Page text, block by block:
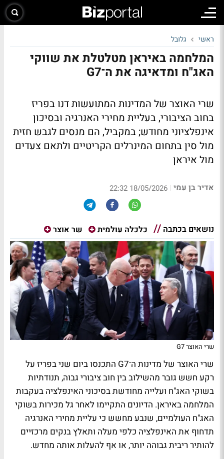
ראשי גלובל
המלחמה באיראן מטלטלת את שווקי
האג"ח ומדאיגה את ה־G7
שרי האוצר של המדינות המתועשות דנו בפריז
בחוב הציבורי, בעליית מחירי האנרגיה ובסיכון
אינפלציוני מחודש; במקביל, הם מנסים לגבש חזית
מול סין בתחום המינרלים הקריטיים ולתאם צעדים
מול איראן
אדיר בן עמי |
18/05/2026 22:32
נושאים בכתבה כלכלה עולמית שר אוצר
שרי האוצר G7
שרי האוצר של מדינות ה־G7 התכנסו ביום שני בפריז על
רקע חשש גובר מהשילוב בין חוב ציבורי גבוה, תנודתיות
בשוקי האג"ח ועלייה מחודשת בסיכוני האינפלציה בעקבות
המלחמה באיראן. הדיונים התקיימו לאחר גל מכירות בשוקי
האג"ח העולמיים, שנבע מחשש כי עליית מחירי האנרגיה
תדחוף את האינפלציה כלפי מעלה ותאלץ בנקים מרכזיים
להותיר ריבית גבוהה יותר, או אף להעלות אותה מחדש.